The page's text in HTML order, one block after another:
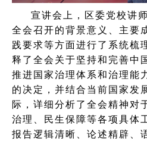
宣讲会上，区委党校讲
全会召开的背景意义、主要
践要求等方面进行了系统梳
释了全会关于坚持和完善中
推进国家治理体系和治理能
的决定，并结合当前国家发
际，详细分析了全会精神对
治理、民生保障等各项具体
报告逻辑清晰、论述精辟、